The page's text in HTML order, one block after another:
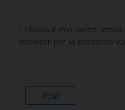
Salva il mio nome,
browser per la prossima